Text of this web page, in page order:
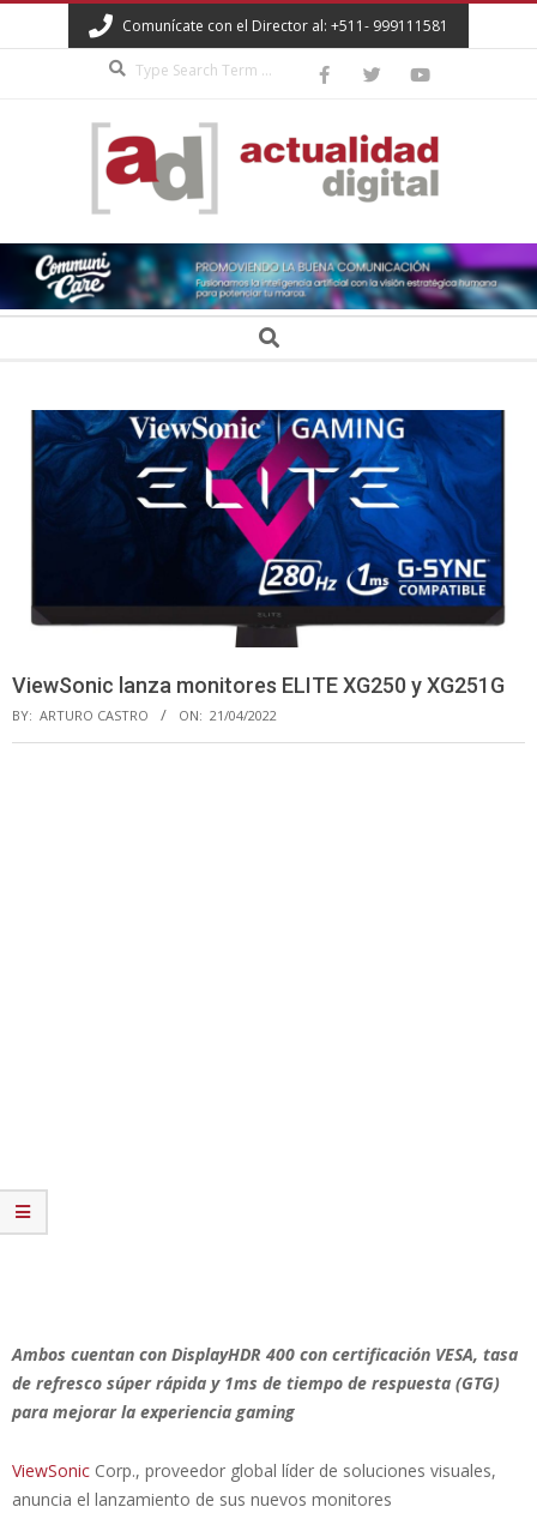
to
Comunícate con el Director al: +511- 999111581
ACTUALIDAD
DIGITAL Search
ViewSonic lanza monitores ELITE XG250 y XG251G
BY: ARTURO CASTRO ON: 21/04/2022
Ambos cuentan con DisplayHDR 400 con certificación VESA, tasa
de refresco súper rápida y 1ms de tiempo de respuesta (GTG)
para mejorar la experiencia gaming
ViewSonic Corp., proveedor global líder de soluciones visuales,
anuncia el lanzamiento de sus nuevos monitores